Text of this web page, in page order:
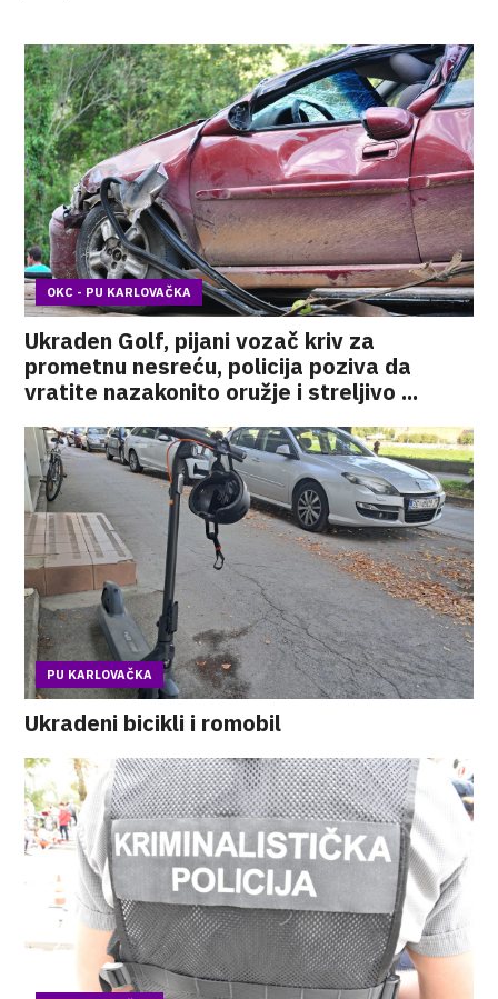
OKC - PU KARLOVAČKA
Ukraden Golf, pijani vozač kriv za
prometnu nesreću, policija poziva da
vratite nazakonito oružje i streljivo ...
PU KARLOVAČKA
Ukradeni bicikli i romobil